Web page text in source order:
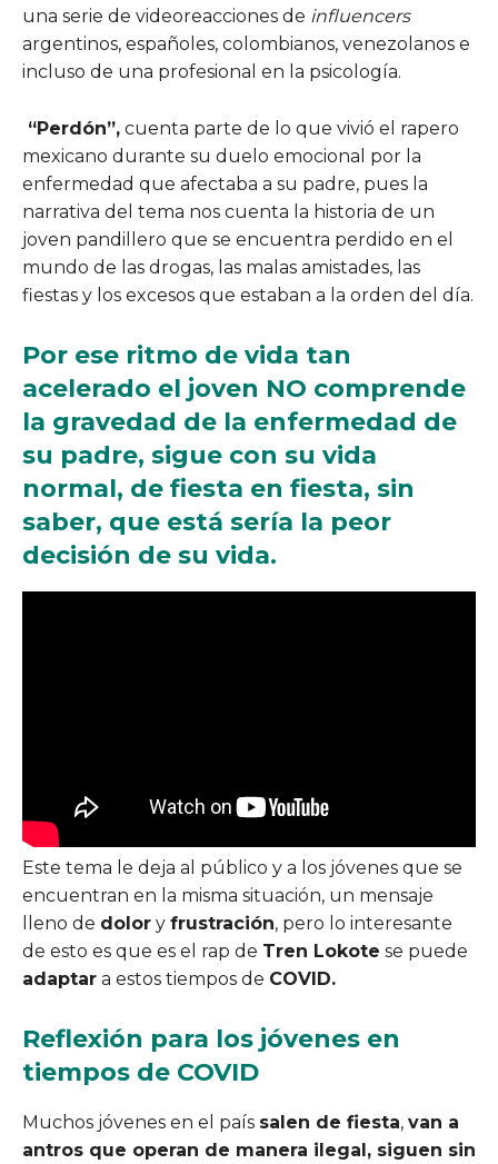
una serie de videoreacciones de influencers
argentinos, españoles, colombianos, venezolanos e
incluso de una profesional en la psicología.
“Perdón”, cuenta parte de lo que vivió el rapero
mexicano durante su duelo emocional por la
enfermedad que afectaba a su padre, pues la
narrativa del tema nos cuenta la historia de un
joven pandillero que se encuentra perdido en el
mundo de las drogas, las malas amistades, las
fiestas y los excesos que estaban a la orden del día.
Por ese ritmo de vida tan
acelerado el joven NO comprende
la gravedad de la enfermedad de
su padre, sigue con su vida
normal, de fiesta en fiesta, sin
saber, que está sería la peor
decisión de su vida.
Este tema le deja al público y a los jóvenes que se
encuentran en la misma situación, un mensaje
lleno de dolor y frustración, pero lo interesante
de esto es que es el rap de Tren Lokote se puede
adaptar a estos tiempos de COVID.
Reflexión para los jóvenes en
tiempos de COVID
Muchos jóvenes en el país salen de fiesta, van a
antros que operan de manera ilegal, siguen sin